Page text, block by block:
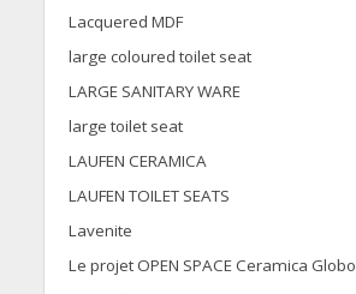
Lacquered MDF
large coloured toilet seat
LARGE SANITARY WARE
large toilet seat
LAUFEN CERAMICA
LAUFEN TOILET SEATS
Lavenite
Le projet OPEN SPACE Ceramica Globo